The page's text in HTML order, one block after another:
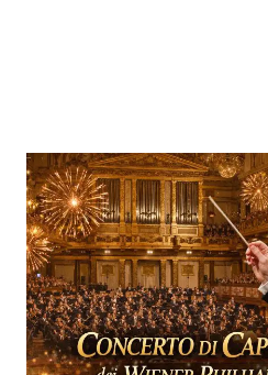
News Cinema
News Musica
News Spettacolo
Benessere